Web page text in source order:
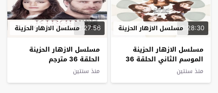
2:28:30مسلسل الازهار الحزينة
مسلسل الازهار الحزينة
الموسم الثاني الحلقة 36
مترجم
منذ سنتين
2:27:56مسلسل الازهار الحزينة
مسلسل الازهار الحزينة
الحلقة 36 مترجم
منذ سنتين